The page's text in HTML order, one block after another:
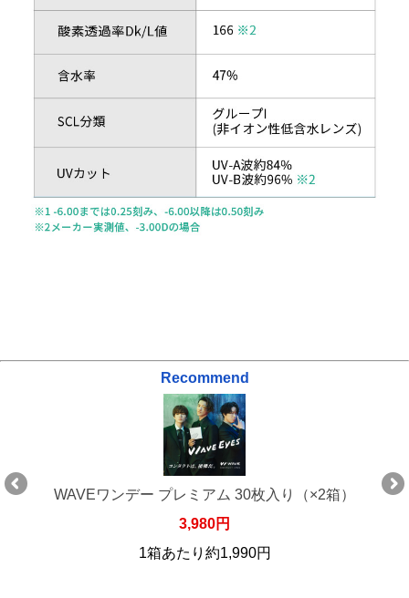
Recommend
WAVEワンデー プレミアム 30枚入り（×2箱）
3,980円
1箱あたり約1,990円